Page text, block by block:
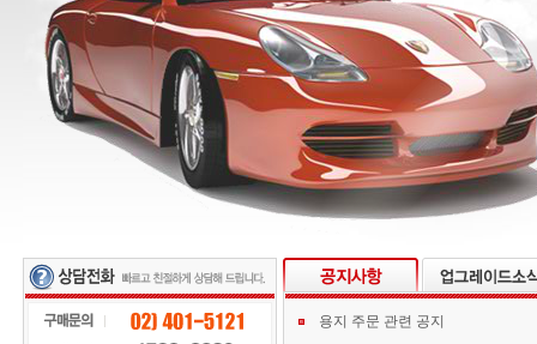
용지 주문 관련 공지